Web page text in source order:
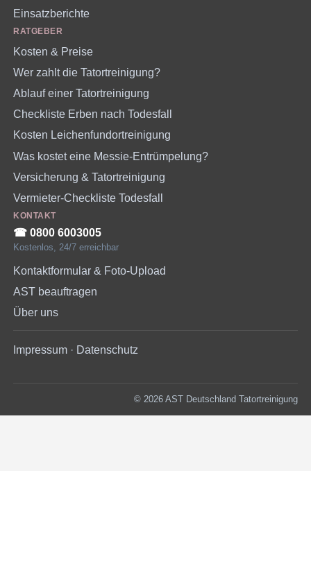
Einsatzberichte
RATGEBER
Kosten & Preise
Wer zahlt die Tatortreinigung?
Ablauf einer Tatortreinigung
Checkliste Erben nach Todesfall
Kosten Leichenfundortreinigung
Was kostet eine Messie-Entrümpelung?
Versicherung & Tatortreinigung
Vermieter-Checkliste Todesfall
KONTAKT
☎︎ 0800 6003005
Kostenlos, 24/7 erreichbar
Kontaktformular & Foto-Upload
AST beauftragen
Über uns
Impressum · Datenschutz
© 2026 AST Deutschland Tatortreinigung